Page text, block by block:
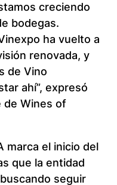
creciendo
bodegas.
ha vuelto a
renovada, y
de Vino
ahí”, expresó
de Wines of
marca el inicio del
que la entidad
seguir